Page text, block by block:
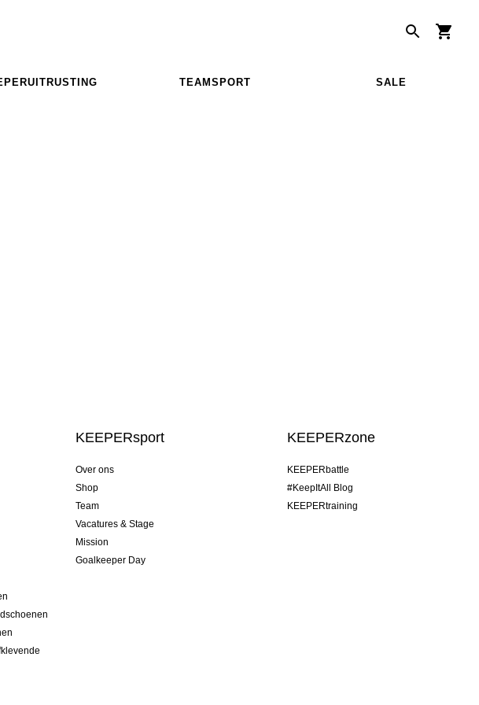
TEAMSPORT SALE
KEEPERsport
Over ons
Shop
Team
Vacatures & Stage
Mission
Goalkeeper Day
KEEPERzone
KEEPERbattle
#KeepItAll Blog
KEEPERtraining